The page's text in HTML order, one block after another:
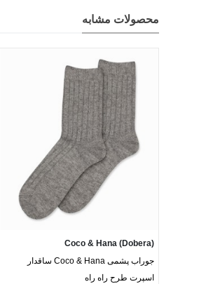
محصولات مشابه
Coco & Hana (Dobera)
جوراب پشمی Coco & Hana ساقدار
اسپرت طرح راه راه